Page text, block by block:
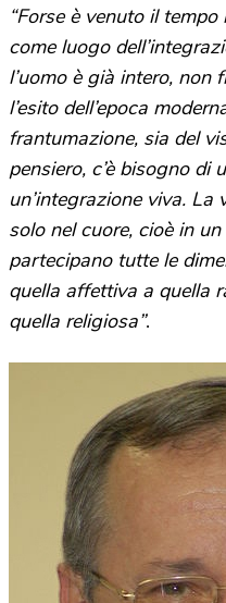
“Forse è venuto il
come luogo
l’uomo è già intero,
l’esito dell’epoca
frantumazione, sia del
pensiero, c’è bisogno di
un’integrazione viva. La
solo nel cuore, cioè in
partecipano tutte le
quella affettiva a quella
quella religiosa”.